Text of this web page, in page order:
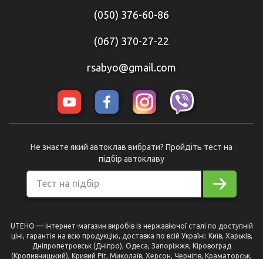
(050) 376-60-86
(067) 370-27-22
rsabyo@gmail.com
Тест на підбір
Не знаєте який автоклав вибрати? Пройдіть тест на
підбір автоклаву
UTEHO — інтернет-магазин виробів із нержавіючої сталі по доступній
ціні, гарантія на всю продукцію, доставка по всій Україні: Київ, Харьків,
Дніпропетровськ (Дніпро), Одеса, Запоріжжя, Кіровоград
(Кропивницький), Кривий Ріг, Миколаїв, Херсон, Чернігів, Краматорськ,